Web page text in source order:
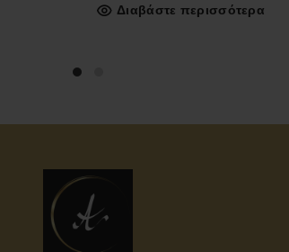
Διαβάστε περισσότερα